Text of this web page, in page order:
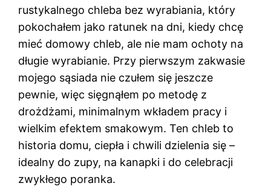
rustykalnego chleba bez wyrabiania, który
pokochałem jako ratunek na dni, kiedy chcę
mieć domowy chleb, ale nie mam ochoty na
długie wyrabianie. Przy pierwszym zakwasie
mojego sąsiada nie czułem się jeszcze
pewnie, więc sięgnąłem po metodę z
drożdżami, minimalnym wkładem pracy i
wielkim efektem smakowym. Ten chleb to
historia domu, ciepła i chwili dzielenia się –
idealny do zupy, na kanapki i do celebracji
zwykłego poranka.